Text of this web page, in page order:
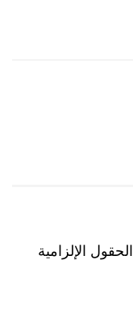
الحقول الإلزامية